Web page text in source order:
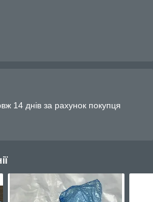
14 днів за рахунок покупця